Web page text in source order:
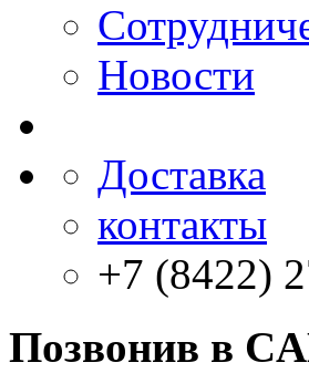
Новости
Доставка
контакты
+7 (8422)
Позвонив в